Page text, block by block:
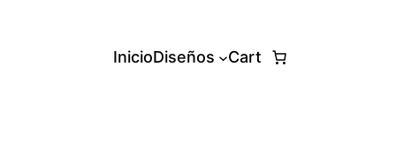
InicioDiseños Cart